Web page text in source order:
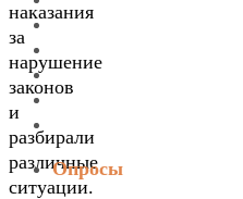
наказания
за
нарушение
законов
и
разбирали
различные
ситуации.
Опросы